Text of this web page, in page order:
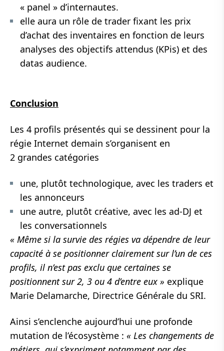
« panel » d’internautes.
elle aura un rôle de trader fixant les prix
d’achat des inventaires en fonction de leurs
analyses des objectifs attendus (KPis) et des
datas audience.
Conclusion
Les 4 profils présentés qui se dessinent pour la
régie Internet demain s’organisent en
2 grandes catégories
une, plutôt technologique, avec les traders et
les annonceurs
une autre, plutôt créative, avec les ad-DJ et
les conversationnels
« Même si la survie des régies va dépendre de leur
capacité à se positionner clairement sur l’un de ces
profils, il n’est pas exclu que certaines se
positionnent sur 2, 3 ou 4 d’entre eux » explique
Marie Delamarche, Directrice Générale du SRI.
Ainsi s’enclenche aujourd’hui une profonde
mutation de l’écosystème : « Les changements de